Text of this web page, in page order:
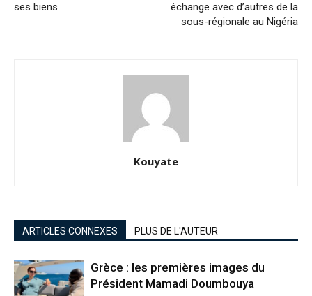
ses biens
échange avec d’autres de la
sous-régionale au Nigéria
Kouyate
ARTICLES CONNEXES PLUS DE L'AUTEUR
Grèce : les premières images du
Président Mamadi Doumbouya